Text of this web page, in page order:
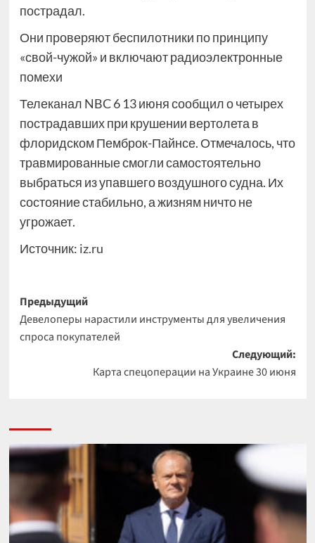
пострадал.
Они проверяют беспилотники по принципу
«свой-чужой» и включают радиоэлектронные
помехи
Телеканал NBC 6 13 июня сообщил о четырех
пострадавших при крушении вертолета в
флоридском Пемброк-Пайнсе. Отмечалось, что
травмированные смогли самостоятельно
выбраться из упавшего воздушного судна. Их
состояние стабильно, а жизням ничто не
угрожает.
Источник: iz.ru
Навигация
записи
Предыдущий
Девелоперы нарастили инструменты для увеличения
спроса покупателей
Следующий:
Карта спецоперации на Украине 30 июня